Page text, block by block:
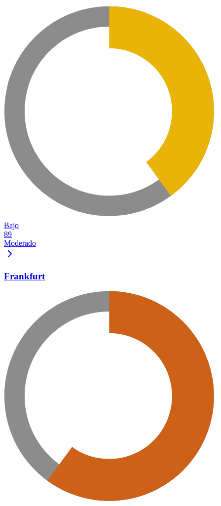
Bajo
89
Moderado
Frankfurt